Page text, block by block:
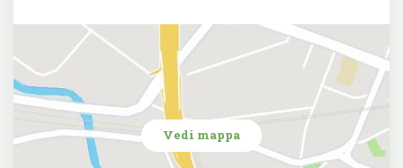
Vedi mappa